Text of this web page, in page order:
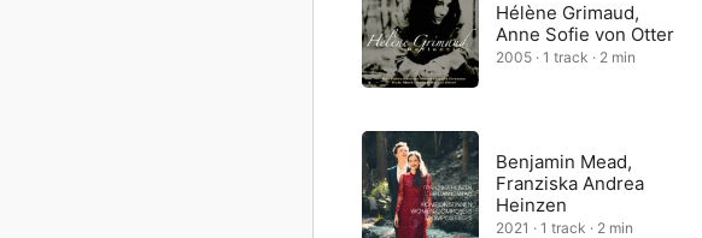
Hélène Grimaud,
Anne Sofie von Otter
2005 · 1 track · 2 min
Benjamin Mead,
Franziska Andrea
Heinzen
2021 · 1 track · 2 min